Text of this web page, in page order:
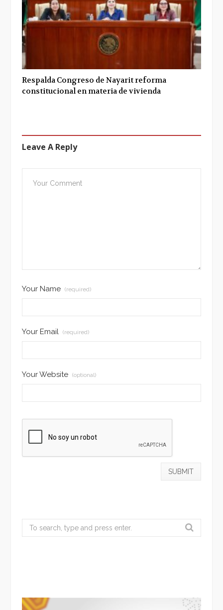
Respalda Congreso de Nayarit reforma
constitucional en materia de vivienda
Leave A Reply
Your Name (required)
Your Email (required)
Your Website (optional)
Search
for: